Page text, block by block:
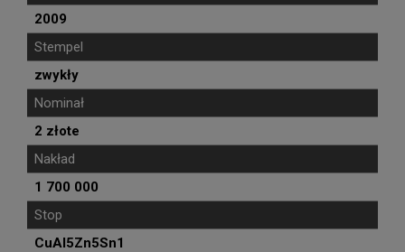
2009
Stempel
zwykły
Nominał
2 złote
Nakład
1 700 000
Stop
CuAl5Zn5Sn1